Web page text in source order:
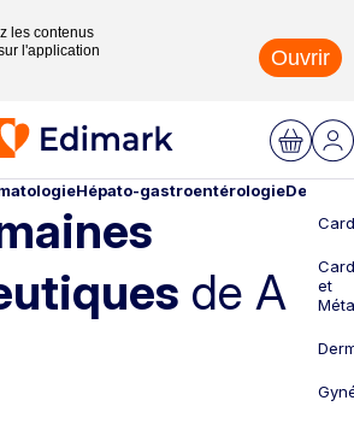
les contenus
l'application
Ouvrir
Hépato-gastroentérologie
de A
et